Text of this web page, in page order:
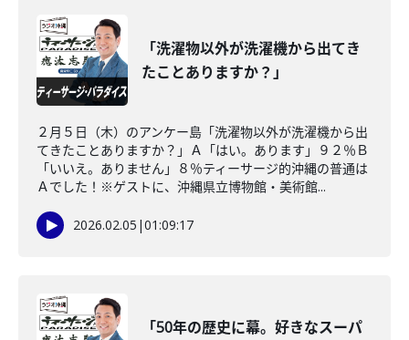
「洗濯物以外が洗濯機から出てき
たことありますか？」
２月５日（木）のアンケー島「洗濯物以外が洗濯機から出
てきたことありますか？」Ａ「はい。あります」９２％Ｂ
「いいえ。ありません」８％ティーサージ的沖縄の普通は
Ａでした！※ゲストに、沖縄県立博物館・美術館...
2026.02.05 |01:09:17
「50年の歴史に幕。好きなスーパ